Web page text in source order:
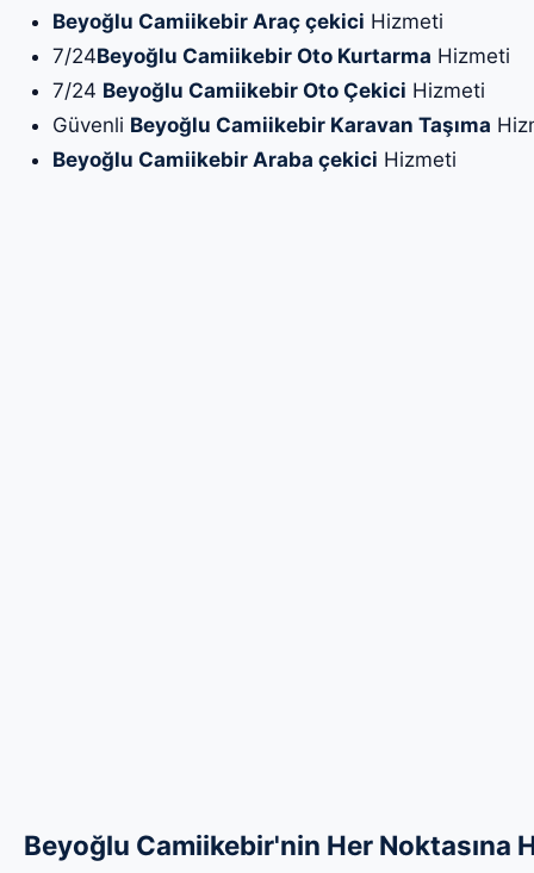
Beyoğlu Camiikebir Araç çekici Hizmeti
7/24Beyoğlu Camiikebir Oto Kurtarma Hizmeti
7/24 Beyoğlu Camiikebir Oto Çekici Hizmeti
Güvenli Beyoğlu Camiikebir Karavan Taşıma
Beyoğlu Camiikebir Araba çekici Hizmeti
Beyoğlu Camiikebir'nin Her Noktasına